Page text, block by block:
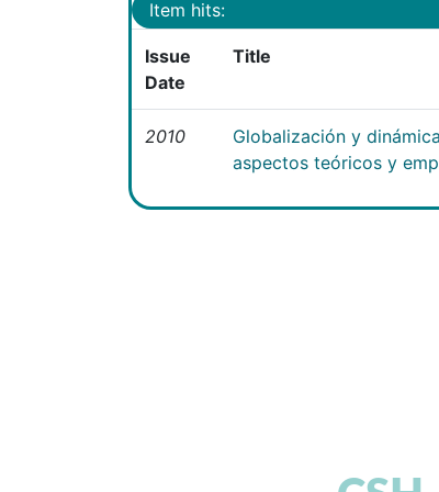
Item hits:
Issue
Date
Title
2010
Globalización y
aspectos teóricos y